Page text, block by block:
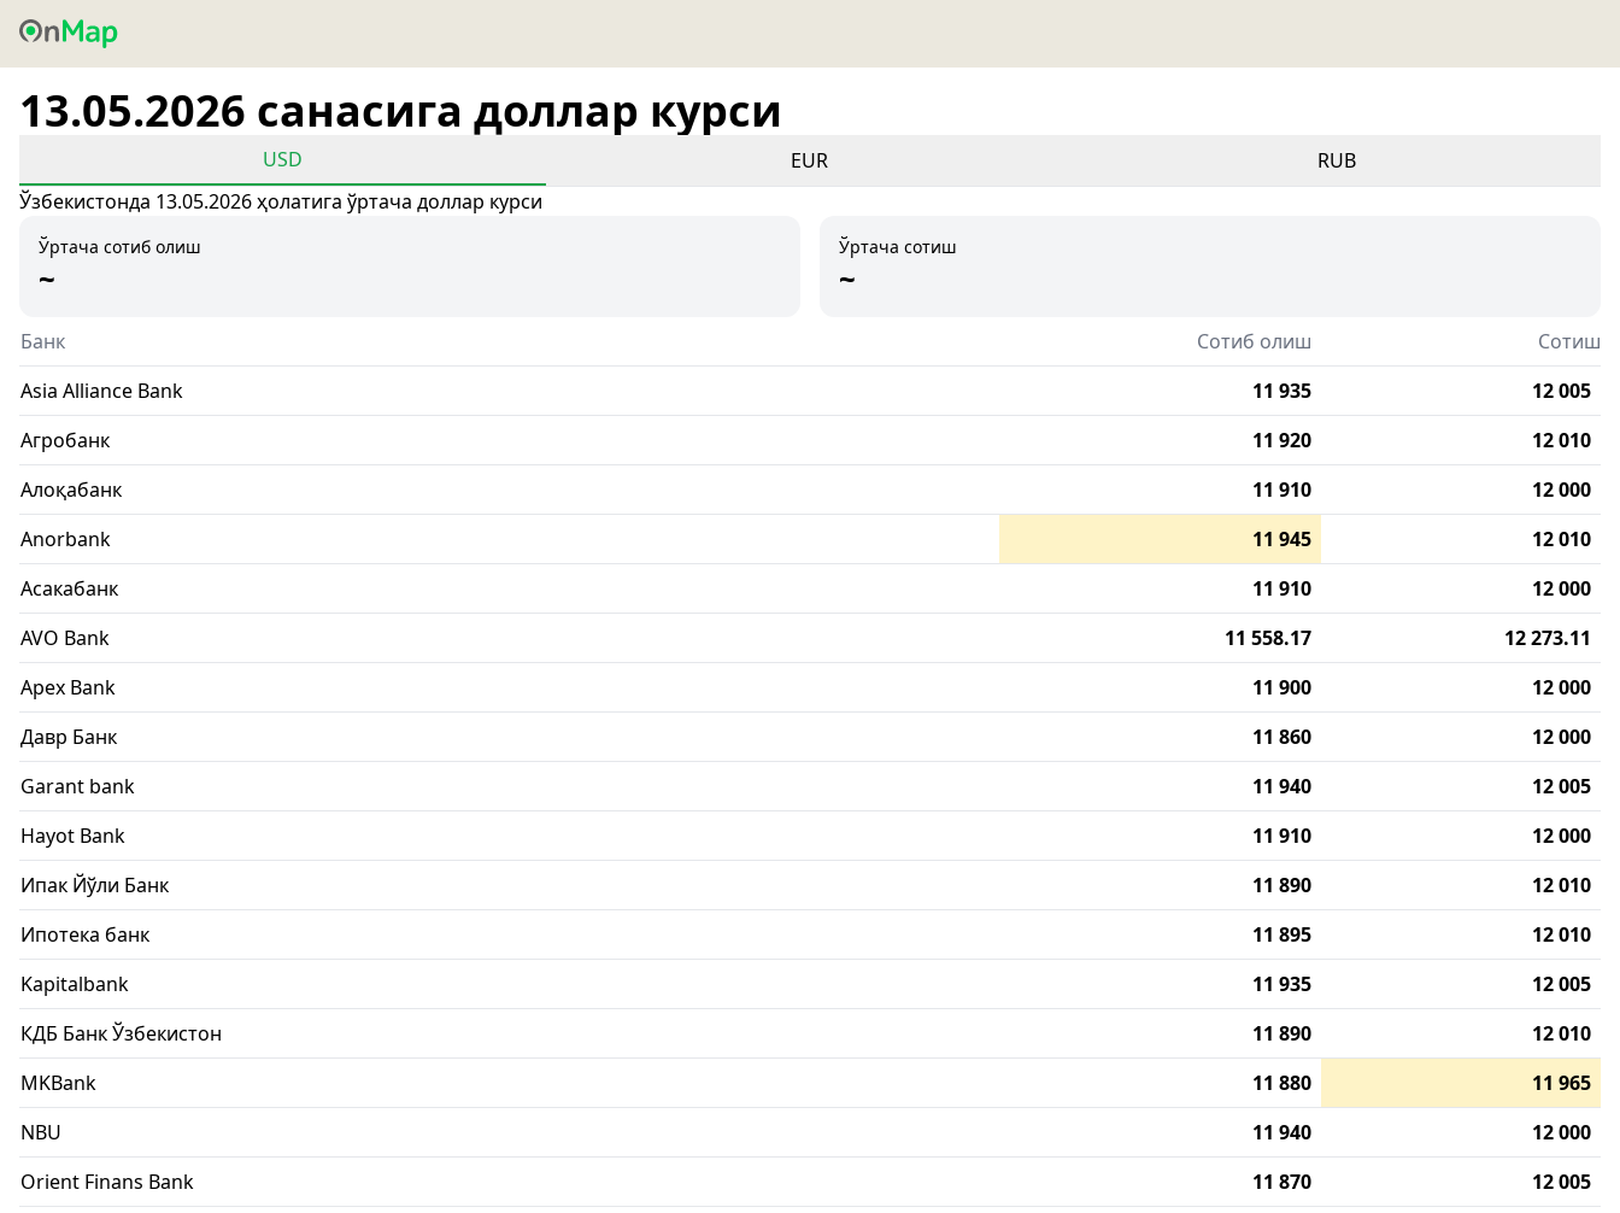
13.05.2026 санасига доллар курси
USD EUR
RUB
Ўзбекистонда 13.05.2026 ҳолатига ўртача доллар курси
Ўртача сотиб олиш
~
Ўртача сотиш
~
Банк Сотиб олиш
Сотиш
Asia Alliance Bank
11 935
12 005
Агробанк
11 920
12 010
Алоқабанк
11 910
12 000
Anorbank
11 945
12 010
Асакабанк
11 910
12 000
AVO Bank
11 558.17
12 273.11
Apex Bank
11 900
12 000
Давр Банк
11 860
12 000
Garant bank
11 940
12 005
Hayot Bank
11 910
12 000
Ипак Йўли Банк
11 890
12 010
Ипотека банк
11 895
12 010
Kapitalbank
11 935
12 005
КДБ Банк Ўзбекистон
11 890
12 010
MKBank
11 880
11 965
NBU
11 940
12 000
Orient Finans Bank
11 870
12 005